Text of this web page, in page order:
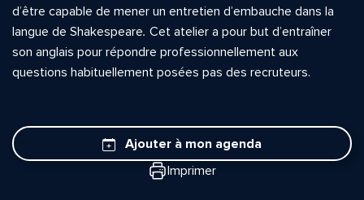
d’être capable de mener un entretien d’embauche dans la
langue de Shakespeare. Cet atelier a pour but d’entraîner
son anglais pour répondre professionnellement aux
questions habituellement posées pas des recruteurs.
Ajouter à mon agenda
Imprimer